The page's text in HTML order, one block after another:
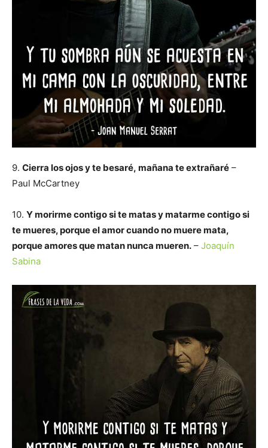
9. Cierra los ojos y te besaré, mañana te extrañaré –
Paul McCartney
10. Y morirme contigo si te matas y matarme contigo si
te mueres, porque el amor cuando no muere mata,
porque amores que matan nunca mueren. – Joaquín
Sabina